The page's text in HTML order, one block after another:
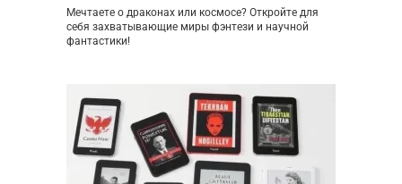
Мечтаете о драконах или космосе? Откройте для
себя захватывающие миры фэнтези и научной
фантастики!